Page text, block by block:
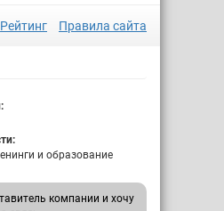
Рейтинг Правила сайта
и образование
компании и хочу